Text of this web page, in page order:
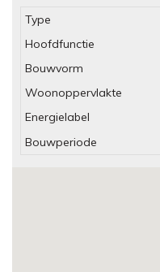
Type
Hoofdfunctie
Bouwvorm
Woonoppervlakte
Energielabel
Bouwperiode